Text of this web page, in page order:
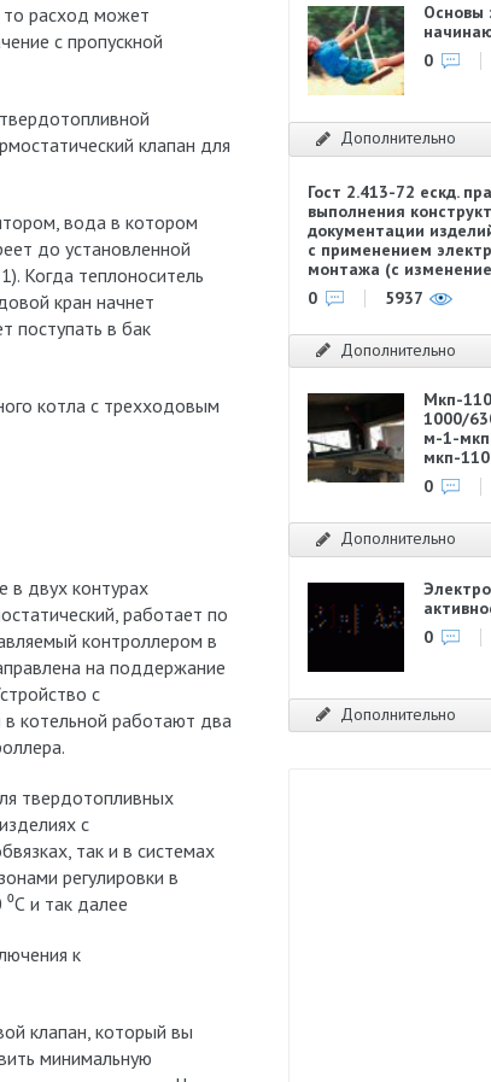
то расход может
с пропускной
клапан для
вода в котором
до установленной
Когда теплоноситель
кран начнет
поступать в бак
котла с трехходовым
в двух контурах
работает по
контроллером в
на поддержание
с
котельной работают два
твердотопливных
с
так и в системах
регулировки в
и так далее
к
клапан, который вы
минимальную
Основы
0
Дополнительно
Гост 2.413-72 ескд.
выполнения
документации
с применением
монтажа (с
0
5937
Дополнительно
Мкп-
1000/
м-1-
мкп-
0
Дополнительно
0
Дополнительно